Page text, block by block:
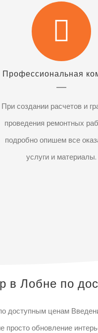
Профессиональная
При создании расчетов и
проведения ремонтных
подробно опишем все
услуги и материалы.
в Лобне по
доступным ценам
просто обновление